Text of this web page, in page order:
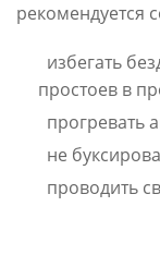
рекомендуется
избегать
простоев в
прогревать
не
проводить